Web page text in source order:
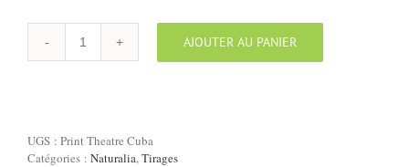
quantité
de
AJOUTER AU PANIER
UGS : Print Theatre Cuba
Catégories : Naturalia,Tirages